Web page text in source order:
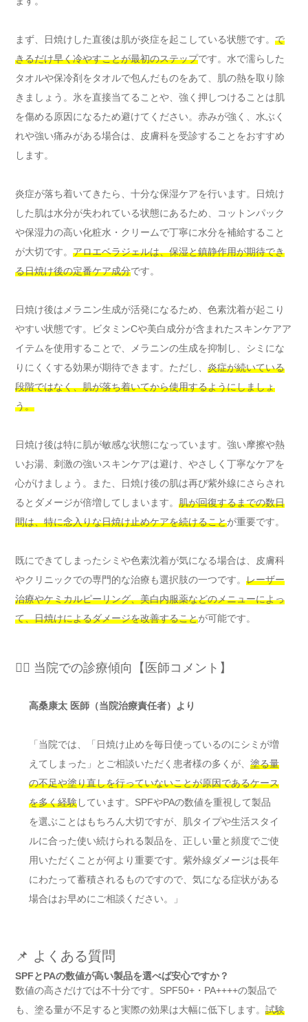
まず、日焼けした直後は肌が炎症を起こしている状態です。 で
きるだけ早く冷やすことが最初のステップです。水で濡らした
タオルや保冷剤をタオルで包んだものをあて、肌の熱を取り除
きましょう。氷を直接当てることや、強く押しつけることは肌
を傷める原因になるため避けてください。赤みが強く、水ぶく
れや強い痛みがある場合は、皮膚科を受診することをおすすめ
します。
炎症が落ち着いてきたら、十分な保湿ケアを行います。日焼け
した肌は水分が失われている状態にあるため、コットンパック
や保湿力の高い化粧水・クリームで丁寧に水分を補給すること
が大切です。 アロエベラジェルは、保湿と鎮静作用が期待でき
る日焼け後の定番ケア成分です。
日焼け後はメラニン生成が活発になるため、色素沈着が起こり
やすい状態です。ビタミンCや美白成分が含まれたスキンケアア
イテムを使用することで、メラニンの生成を抑制し、シミにな
りにくくする効果が期待できます。ただし、 炎症が続いている
段階ではなく、肌が落ち着いてから使用するようにしましょ
う。
日焼け後は特に肌が敏感な状態になっています。強い摩擦や熱
いお湯、刺激の強いスキンケアは避け、やさしく丁寧なケアを
心がけましょう。また、日焼け後の肌は再び紫外線にさらされ
るとダメージが倍増してしまいます。 肌が回復するまでの数日
間は、特に念入りな日焼け止めケアを続けることが重要です。
既にできてしまったシミや色素沈着が気になる場合は、皮膚科
やクリニックでの専門的な治療も選択肢の一つです。 レーザー
治療やケミカルピーリング、美白内服薬などのメニューによっ
て、日焼けによるダメージを改善することが可能です。
👨‍⚕️ 当院での診療傾向【医師コメント】
高桑康太 医師（当院治療責任者）より
「当院では、「日焼け止めを毎日使っているのにシミが増
えてしまった」とご相談いただく患者様の多くが、 塗る量
の不足や塗り直しを行っていないことが原因であるケース
を多く経験しています。SPFやPAの数値を重視して製品
を選ぶことはもちろん大切ですが、肌タイプや生活スタイ
ルに合った使い続けられる製品を、正しい量と頻度でご使
用いただくことが何より重要です。紫外線ダメージは長年
にわたって蓄積されるものですので、気になる症状がある
場合はお早めにご相談ください。」
📌 よくある質問
SPFとPAの数値が高い製品を選べば安心ですか？
数値の高さだけでは不十分です。SPF50+・PA++++の製品で
も、塗る量が不足すると実際の効果は大幅に低下します。 試験